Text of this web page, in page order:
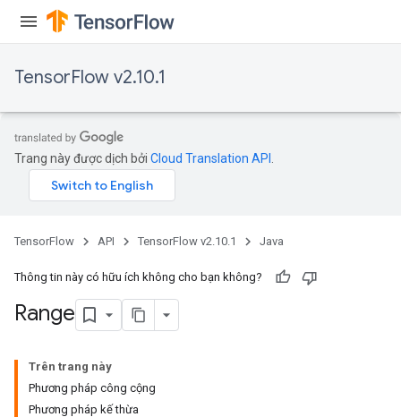
TensorFlow v2.10.1
Trang này được dịch bởi Cloud Translation API
TensorFlow API TensorFlow v2.10.1 Java
Thông tin này có hữu ích không cho bạn không?
Range
Trên trang này
Phương pháp công cộng
Phương pháp kế thừa